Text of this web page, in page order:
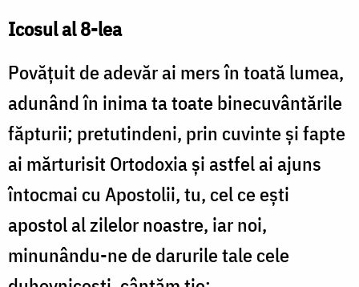
Icosul al 8-lea
Povăţuit de adevăr ai mers în toată lumea,
adunând în inima ta toate binecuvântările
făpturii; pretutindeni, prin cuvinte şi fapte
ai mărturisit Ortodoxia şi astfel ai ajuns
întocmai cu Apostolii, tu, cel ce eşti
apostol al zilelor noastre, iar noi,
minunându-ne de darurile tale cele